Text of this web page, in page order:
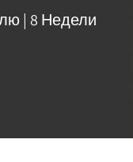
| 8 Недели